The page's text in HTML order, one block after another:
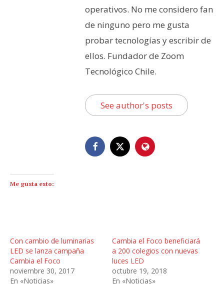
operativos. No me considero fan
de ninguno pero me gusta
probar tecnologías y escribir de
ellos. Fundador de Zoom
Tecnológico Chile.
See author's posts
Me gusta esto:
Con cambio de luminarias
LED se lanza campaña
Cambia el Foco
noviembre 30, 2017
En «Noticias»
Cambia el Foco beneficiará
a 200 colegios con nuevas
luces LED
octubre 19, 2018
En «Noticias»